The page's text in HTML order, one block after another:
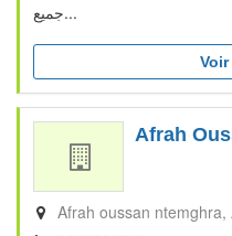
جميع...
Afrah
Afrah oussan ntemghra